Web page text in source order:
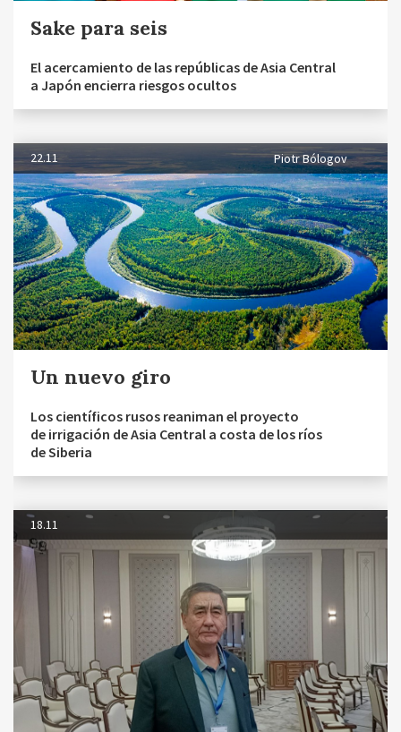
Sake para seis
El acercamiento de las repúblicas de Asia Central
a Japón encierra riesgos ocultos
22.11 Piotr Bólogov
Un nuevo giro
Los científicos rusos reaniman el proyecto
de irrigación de Asia Central a costa de los ríos
de Siberia
18.11